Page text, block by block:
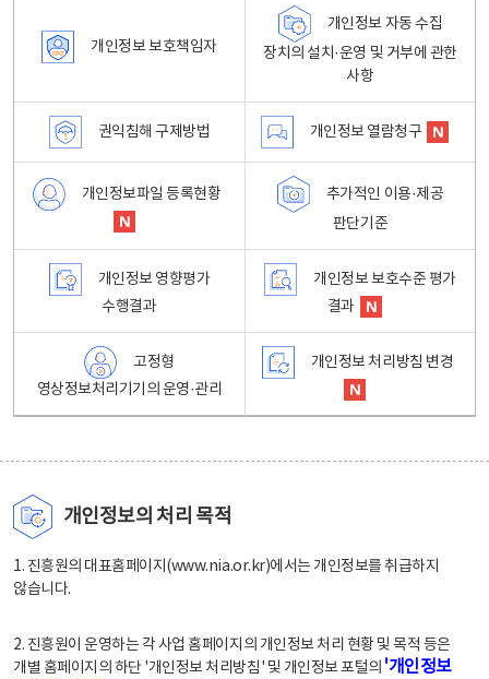
개인정보 보호책임자
개인정보 자동 수집
장치의 설치·운영 및 거부에 관한
사항
권익침해 구제방법 개인정보 열람청구
개인정보파일 등록현황
추가적인 이용·제공
판단기준
개인정보 영향평가
수행결과
개인정보 보호수준 평가
결과
고정형
영상정보처리기기의 운영·관리
개인정보 처리방침 변경
개인정보의 처리 목적
1. 진흥원의 대표홈페이지(www.nia.or.kr)에서는 개인정보를 취급하지
않습니다.
2. 진흥원이 운영하는 각 사업 홈페이지의 개인정보 처리 현황 및 목적 등은
개별 홈페이지의 하단 '개인정보 처리방침' 및 개인정보 포털의 '개인정보